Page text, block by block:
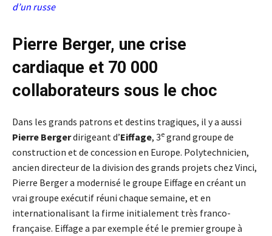
d’un russe
Pierre Berger, une crise
cardiaque et 70 000
collaborateurs sous le choc
Dans les grands patrons et destins tragiques, il y a aussi
Pierre Bergerdirigeant d’Eiffage, 3e grand groupe de
construction et de concession en Europe. Polytechnicien,
ancien directeur de la division des grands projets chez Vinci,
Pierre Berger a modernisé le groupe Eiffage en créant un
vrai groupe exécutif réuni chaque semaine, et en
internationalisant la firme initialement très franco-
française. Eiffage a par exemple été le premier groupe à